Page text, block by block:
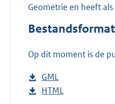
Geometrie en heeft
Op dit moment is de
D
o
GML
e
D
HTML